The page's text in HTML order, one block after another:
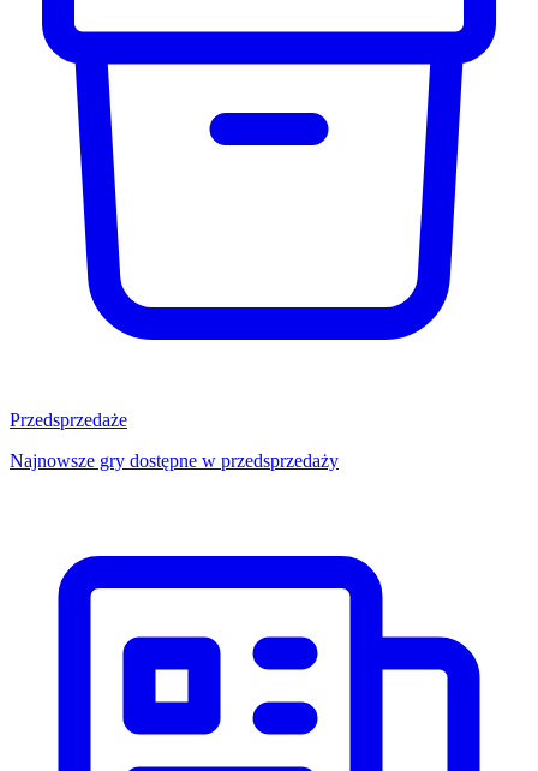
Przedsprzedaże
Najnowsze gry dostępne w przedsprzedaży